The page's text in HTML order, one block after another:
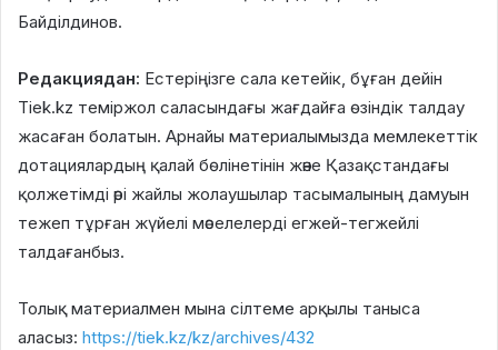
Байділдинов.
Редакциядан: Естеріңізге сала кетейік, бұған дейін
Tiek.kz теміржол саласындағы жағдайға өзіндік талдау
жасаған болатын. Арнайы материалымызда мемлекеттік
дотациялардың қалай бөлінетінін және Қазақстандағы
қолжетімді әрі жайлы жолаушылар тасымалының дамуын
тежеп тұрған жүйелі мәселелерді егжей-тегжейлі
талдағанбыз.
Толық материалмен мына сілтеме арқылы таныса
аласыз: https://tiek.kz/kz/archives/432